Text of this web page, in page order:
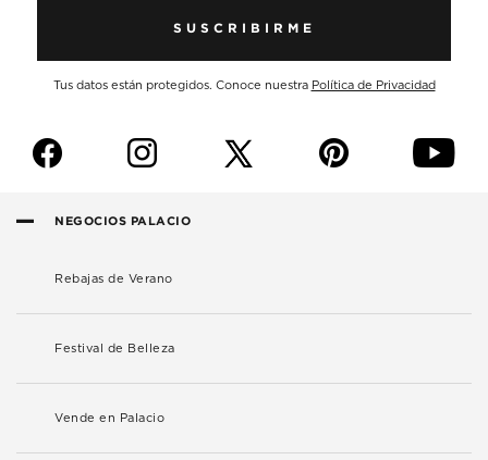
SUSCRIBIRME
Tus datos están protegidos. Conoce nuestra Política de Privacidad
f i p y
NEGOCIOS PALACIO
Rebajas de Verano
Festival de Belleza
Vende en Palacio